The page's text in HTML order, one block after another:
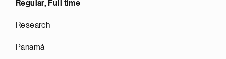
Regular, Full time
Research
Panamá